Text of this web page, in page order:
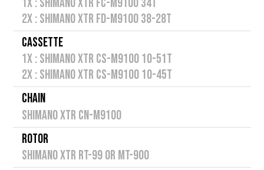
1X : SHIMANO XTR FC-M9100 34T
2X : SHIMANO XTR FD-M9100 38-28T
CASSETTE
1X : SHIMANO XTR CS-M9100 10-51T
2X : SHIMANO XTR CS-M9100 10-45T
CHAIN
SHIMANO XTR CN-M9100
ROTOR
SHIMANO XTR RT-99 OR MT-900